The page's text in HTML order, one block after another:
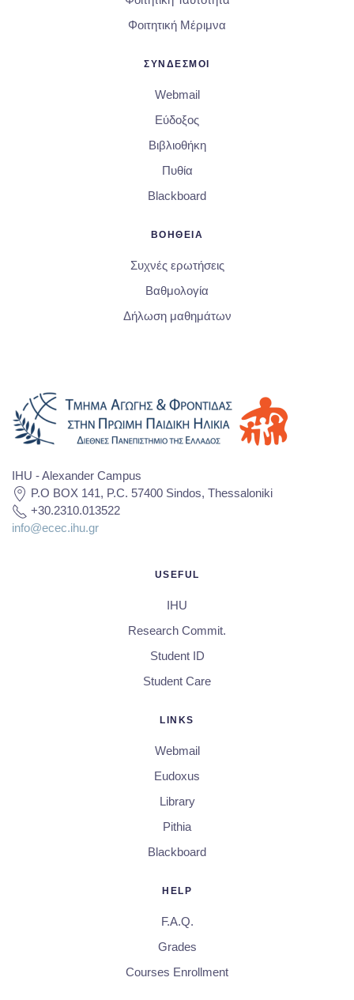
Φοιτητική Μέριμνα
ΣΥΝΔΕΣΜΟΙ
Webmail
Εύδοξος
Βιβλιοθήκη
Πυθία
Blackboard
ΒΟΗΘΕΙΑ
Συχνές ερωτήσεις
Βαθμολογία
Δήλωση μαθημάτων
IHU - Alexander Campus
P.O BOX 141, P.C. 57400 Sindos, Thessaloniki
+30.2310.013522
info@ecec.ihu.gr
USEFUL
IHU
Research Commit.
Student ID
Student Care
LINKS
Webmail
Eudoxus
Library
Pithia
Blackboard
HELP
F.A.Q.
Grades
Courses Enrollment